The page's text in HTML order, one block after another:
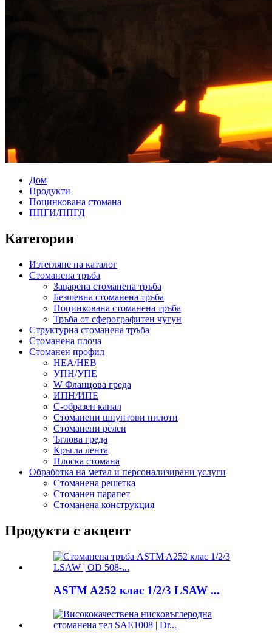
Дом
Продукти
Поцинкована стомана
ППГИ/ППГЛ
Категории
Изтегляне на каталог
Стоманена тръба
Заварена стоманена тръба
Безшевна стоманена тръба
Поцинкована стоманена тръба
Тръба от сферографитен чугун
Структурна стоманена тръба
Стоманена плоча
Стоманен профил
HEA/HEB
УПН/УПЕ
W Фланцова греда
ИПН/ИПЕ
C-образен канал
Стоманени шпунтови пилоти
Стоманени релси
Ъглова греда
Кръгла лента
Плоска стомана
Обработка на метал и персонализирани услуги
Стоманена решетка
Стоманен парапет
Стоманена конструкция
Продукти с акцент
ASTM A252 клас 1/2/3 LSAW ...